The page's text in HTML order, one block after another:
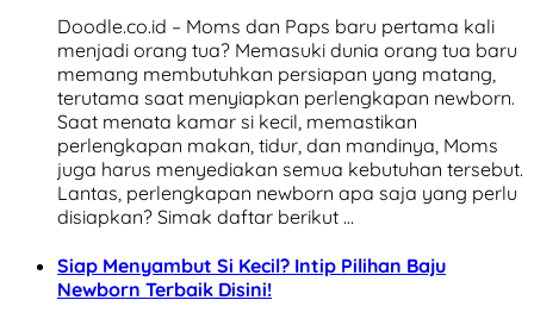
Doodle.co.id – Moms dan Paps baru pertama kali
menjadi orang tua? Memasuki dunia orang tua baru
memang membutuhkan persiapan yang matang,
terutama saat menyiapkan perlengkapan newborn.
Saat menata kamar si kecil, memastikan
perlengkapan makan, tidur, dan mandinya, Moms
juga harus menyediakan semua kebutuhan tersebut.
Lantas, perlengkapan newborn apa saja yang perlu
disiapkan? Simak daftar berikut …
Siap Menyambut Si Kecil? Intip Pilihan Baju
Newborn Terbaik Disini!